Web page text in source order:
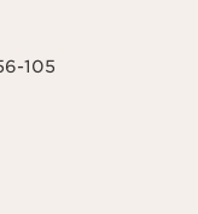
105